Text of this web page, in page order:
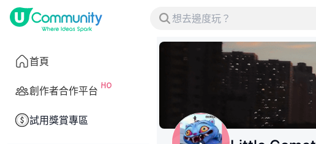
首頁
創作者合作平台
試用獎賞專區